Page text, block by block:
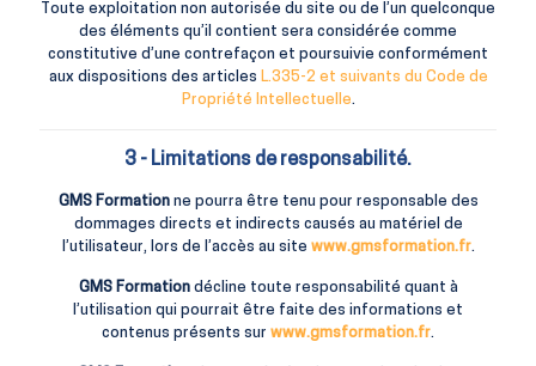
Toute exploitation non autorisée du site ou de l’un quelconque
des éléments qu’il contient sera considérée comme
constitutive d’une contrefaçon et poursuivie conformément
aux dispositions des articles L.335-2 et suivants du Code de
Propriété Intellectuelle.
3 - Limitations de responsabilité.
GMS Formationne pourra être tenu pour responsable des
dommages directs et indirects causés au matériel de
l’utilisateur, lors de l’accès au site www.gmsformation.fr.
GMS Formationdécline toute responsabilité quant à
l’utilisation qui pourrait être faite des informations et
contenus présents sur www.gmsformation.fr.